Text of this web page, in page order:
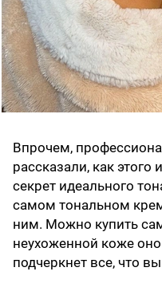
Впрочем,
рассказали, как
секрет идеального
самом тональном
ним. Можно купить
неухоженной коже
подчеркнет все, что